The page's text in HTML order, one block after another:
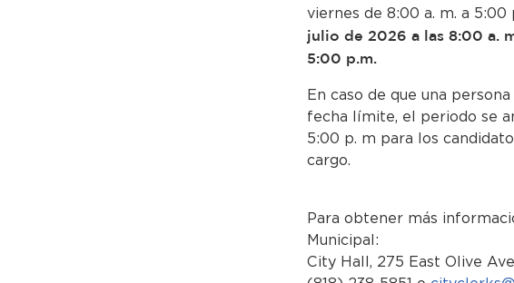
viernes de 8:00 a. m. a 5:00
julio de 2026 a las 8:00 a.
5:00 p.m.
En caso de que una
fecha límite, el periodo se
5:00 p. m para los
cargo.
Para obtener más
Municipal:
City Hall, 275 East Olive